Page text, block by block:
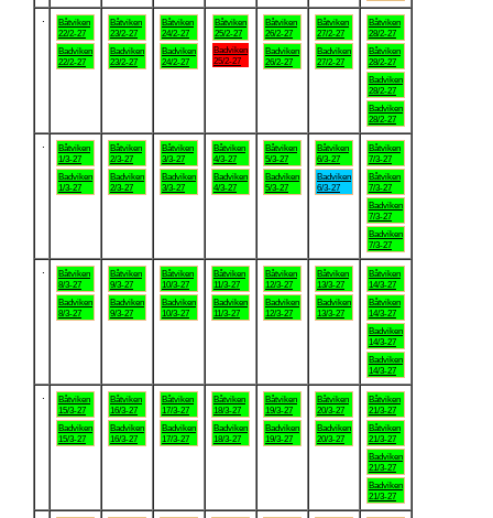
Båtviken
22/2-27
Badviken
22/2-27
Båtviken
23/2-27
Badviken
23/2-27
Båtviken
24/2-27
Badviken
24/2-27
Båtviken
25/2-27
Badviken
25/2-27
Båtviken
26/2-27
Badviken
26/2-27
Båtviken
27/2-27
Badviken
27/2-27
Båtviken
28/2-27
Båtviken
28/2-27
Badviken
28/2-27
Badviken
28/2-27
Båtviken
1/3-27
Badviken
1/3-27
Båtviken
2/3-27
Badviken
2/3-27
Båtviken
3/3-27
Badviken
3/3-27
Båtviken
4/3-27
Badviken
4/3-27
Båtviken
5/3-27
Badviken
5/3-27
Båtviken
6/3-27
Badviken
6/3-27
Båtviken
7/3-27
Båtviken
7/3-27
Badviken
7/3-27
Badviken
7/3-27
Båtviken
8/3-27
Badviken
8/3-27
Båtviken
9/3-27
Badviken
9/3-27
Båtviken
10/3-27
Badviken
10/3-27
Båtviken
11/3-27
Badviken
11/3-27
Båtviken
12/3-27
Badviken
12/3-27
Båtviken
13/3-27
Badviken
13/3-27
Båtviken
14/3-27
Båtviken
14/3-27
Badviken
14/3-27
Badviken
14/3-27
Båtviken
15/3-27
Badviken
15/3-27
Båtviken
16/3-27
Badviken
16/3-27
Båtviken
17/3-27
Badviken
17/3-27
Båtviken
18/3-27
Badviken
18/3-27
Båtviken
19/3-27
Badviken
19/3-27
Båtviken
20/3-27
Badviken
20/3-27
Båtviken
21/3-27
Båtviken
21/3-27
Badviken
21/3-27
Badviken
21/3-27